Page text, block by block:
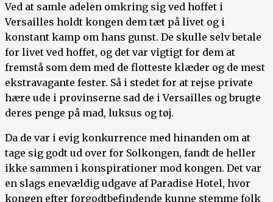
Ved at samle adelen omkring sig ved hoffet i
Versailles holdt kongen dem tæt på livet og i
konstant kamp om hans gunst. De skulle selv betale
for livet ved hoffet, og det var vigtigt for dem at
fremstå som dem med de flotteste klæder og de mest
ekstravagante fester. Så i stedet for at rejse private
hære ude i provinserne sad de i Versailles og brugte
deres penge på mad, luksus og tøj.
Da de var i evig konkurrence med hinanden om at
tage sig godt ud over for Solkongen, fandt de heller
ikke sammen i konspirationer mod kongen. Det var
en slags enevældig udgave af Paradise Hotel, hvor
kongen efter forgodtbefindende kunne stemme folk